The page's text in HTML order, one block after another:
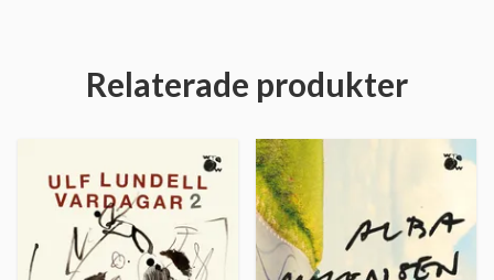
Relaterade produkter